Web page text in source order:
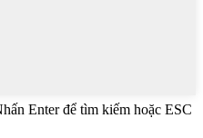
Enter để tìm kiếm hoặc ESC